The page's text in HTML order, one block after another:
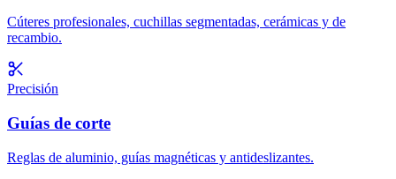
Cúteres profesionales, cuchillas segmentadas, cerámicas y de
recambio.
Precisión
Guías de corte
Reglas de aluminio, guías magnéticas y antideslizantes.